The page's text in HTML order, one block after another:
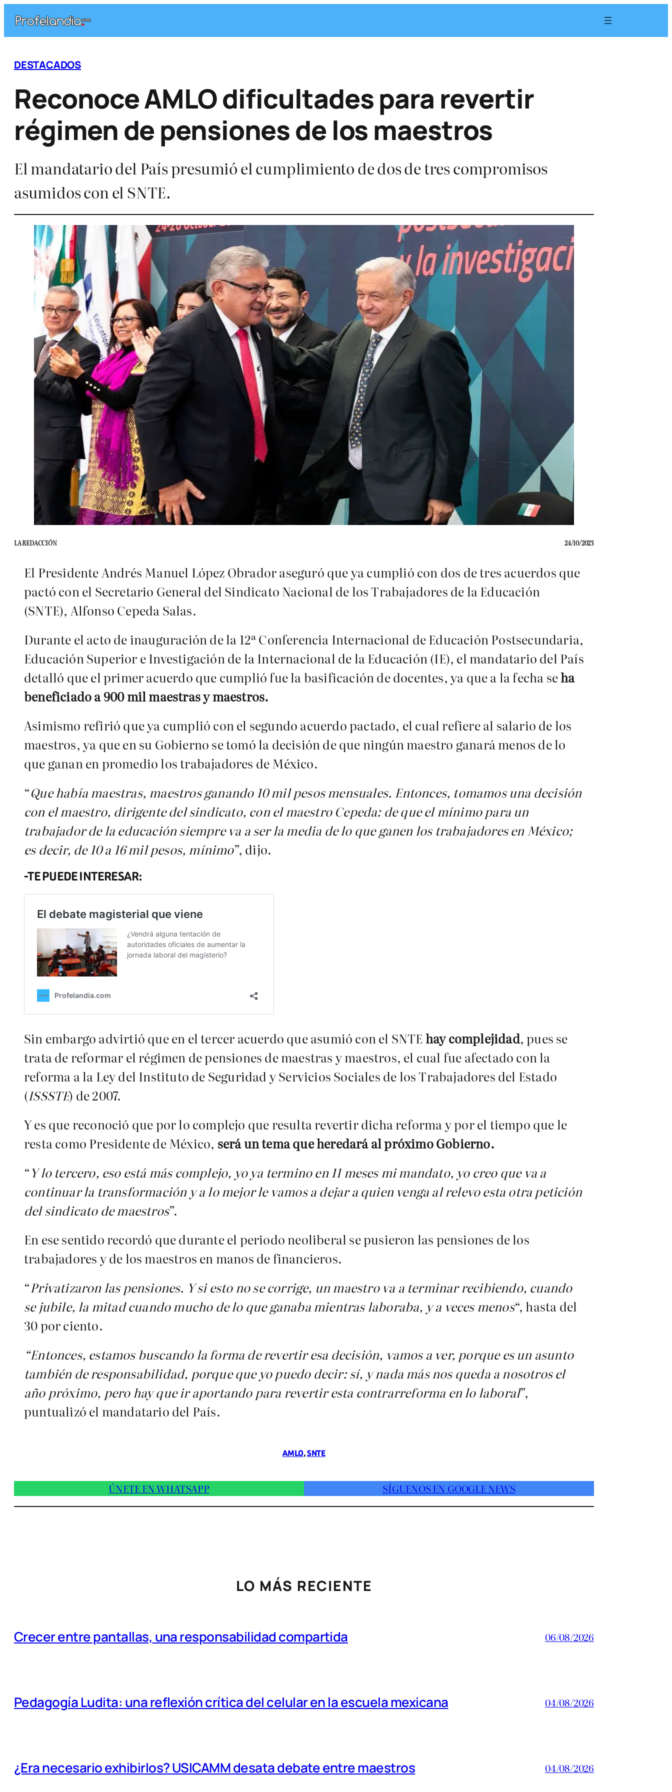
contenido
DESTACADOS
Reconoce AMLO dificultades para revertir
régimen de pensiones de los maestros
El mandatario del País presumió el cumplimiento de dos de tres compromisos
asumidos con el SNTE.
LA REDACCIÓN 24/10/2023
El Presidente Andrés Manuel López Obrador aseguró que ya cumplió con dos de tres acuerdos que
pactó con el Secretario General del Sindicato Nacional de los Trabajadores de la Educación
(SNTE), Alfonso Cepeda Salas.
Durante el acto de inauguración de la 12ª Conferencia Internacional de Educación Postsecundaria,
Educación Superior e Investigación de la Internacional de la Educación (IE), el mandatario del País
detalló que el primer acuerdo que cumplió fue la basificación de docentes, ya que a la fecha seha
beneficiado a 900 mil maestras y maestros.
Asimismo refirió que ya cumplió con el segundo acuerdo pactado, el cual refiere al salario de los
maestros, ya que en su Gobierno se tomó la decisión de que ningún maestro ganará menos de lo
que ganan en promedio los trabajadores de México.
“Que había maestras, maestros ganando 10 mil pesos mensuales. Entonces, tomamos una decisión
con el maestro, dirigente del sindicato, con el maestro Cepeda: de que el mínimo para un
trabajador de la educación siempre va a ser la media de lo que ganen los trabajadores en México;
es decir, de 10 a 16 mil pesos, mínimo”, dijo.
-TE PUEDE INTERESAR:
Sin embargo advirtió que en el tercer acuerdo que asumió con el SNTEhay complejidad, pues se
trata de reformar el régimen de pensiones de maestras y maestros, el cual fue afectado con la
reforma a la Ley del Instituto de Seguridad y Servicios Sociales de los Trabajadores del Estado
(ISSSTE) de 2007.
Y es que reconoció que por lo complejo que resulta revertir dicha reforma y por el tiempo que le
resta como Presidente de México, será un tema que heredará al próximo Gobierno.
“Y lo tercero, eso está más complejo, yo ya termino en 11 meses mi mandato, yo creo que va a
continuar la transformación y a lo mejor le vamos a dejar a quien venga al relevo esta otra petición
del sindicato de maestros”.
En ese sentido recordó que durante el periodo neoliberal se pusieron las pensiones de los
trabajadores y de los maestros en manos de financieros.
“Privatizaron las pensiones. Y si esto no se corrige, un maestro va a terminar recibiendo, cuando
se jubile, la mitad cuando mucho de lo que ganaba mientras laboraba, y a veces menos“, hasta del
30 por ciento.
“Entonces, estamos buscando la forma de revertir esa decisión, vamos a ver, porque es un asunto
también de responsabilidad, porque que yo puedo decir: sí, y nada más nos queda a nosotros el
año próximo, pero hay que ir aportando para revertir esta contrarreforma en lo laboral”,
puntualizó el mandatario del País.
AMLO, SNTE
ÚNETE EN WHATSAPP SÍGUENOS EN GOOGLE NEWS
LO MÁS RECIENTE
Crecer entre pantallas, una responsabilidad compartida 06/08/2026
Pedagogía Ludita: una reflexión crítica del celular en la escuela mexicana 04/08/2026
¿Era necesario exhibirlos? USICAMM desata debate entre maestros 04/08/2026